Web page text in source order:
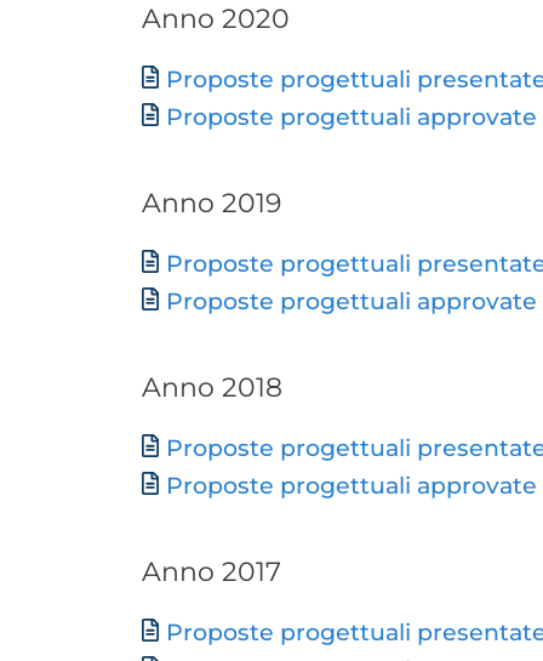
Anno 2020
Document
Proposte progettuali
Proposte progettuali approvate
Anno 2019
Document
Proposte progettuali
Proposte progettuali approvate
Anno 2018
Document
Proposte progettuali
Proposte progettuali approvate
Anno 2017
Document
Proposte progettuali